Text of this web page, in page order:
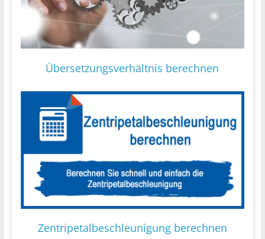
Übersetzungsverhältnis berechnen
Zentripetalbeschleunigung berechnen